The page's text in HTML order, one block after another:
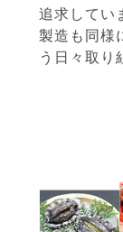
追求してい
製造も同様
う日々取り